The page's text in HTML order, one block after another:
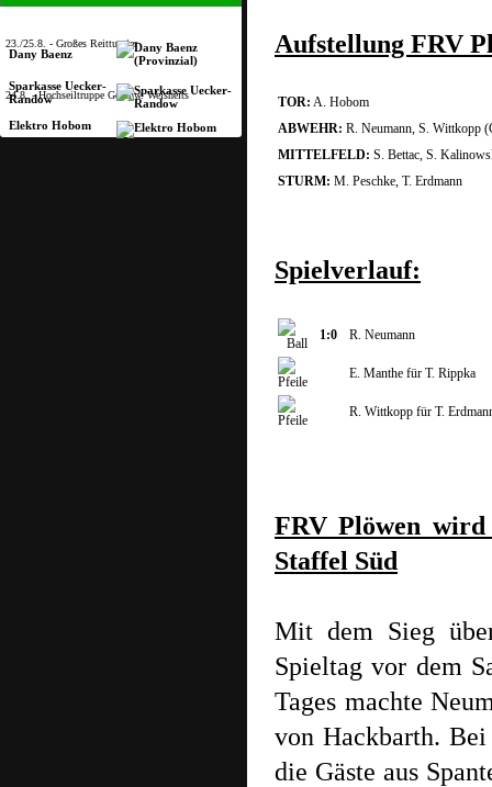
23./25.8. - Großes Reitturnier
24.8. - Hochseiltruppe Geschw. Weisheits
Dany Baenz
Sparkasse Uecker-
Randow
Elektro Hobom
Aufstellung FRV
TOR: A. Hobom
ABWEHR: R. Neumann, S. Wittkopp
MITTELFELD: S. Bettac, S.
STURM: M. Peschke, T. Erdmann
Spielverlauf:
1:0 R. Neumann
E. Manthe für T. Rippka
R. Wittkopp für T.
FRV Plöwen
Staffel Süd
Mit dem Sieg
Spieltag vor dem
Tages machte
von Hackbarth. Bei
die Gäste aus